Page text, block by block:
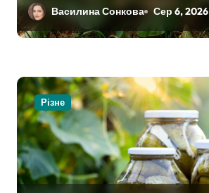
Василина Сонкова Сер 6, 2026
Різне